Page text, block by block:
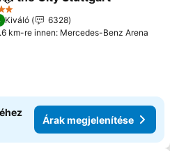
Hozzáadás a kedvencekhez
Kiváló
6328
km-re innen: Mercedes-Benz Arena
Árak megjelenítése